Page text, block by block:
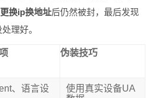
更换ip换地址后仍然被封，最后发现
理好。
伪装技巧
、语言设
使用真实设备UA